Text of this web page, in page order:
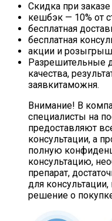
Скидка при
кешбэк — 10% от
бесплатная
бесплатная
акции и
Разрешительные
качества,
заявкитаможня.
Внимание! В
специалисты на
предоставляют
консультации, а
полную
консультацию,
препарат,
для
решение о